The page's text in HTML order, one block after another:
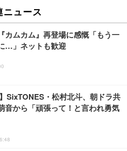
ームレスト コンパクト 約105度ロッ
椅子 360度回転 座面昇降 強化ナイロ
)
フィスチェア／デスクチェア メッシ
チェア デスクチェア 疲れない テレ
化バックレスト 30度ロッキング機
腰サポート 90度跳ね上げ式アーム
31.5型4K UHD・USB Type-C・ホワ
けプレミアムモニター | FlexScan
27.0型4K UHD・USB Type-C・ホワ
ーミングモニター DualSense 充電
ZDM1J）
ック ペットシーツ 薄型 レギュラー 1
料 ホワイト 300枚
ック ペットシーツ 厚型 ワイド 42枚
フ ネオ・オムツ L 中型犬用 26枚入
ニュース
カムカム』再登場に感慨「もう一
…」ネットも歓迎
SixTONES・松村北斗、朝ドラ共
音から「頑張って！と言われ勇気